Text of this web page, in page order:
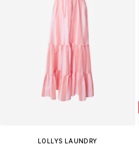
LOLLYS LAUNDRY